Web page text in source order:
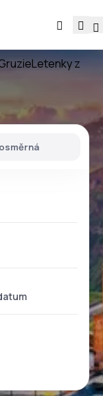
Letenky z